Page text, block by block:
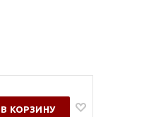
В КОРЗИНУ